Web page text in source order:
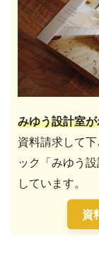
みゆう設計室
資料請求して
ック「みゆう
しています。
資